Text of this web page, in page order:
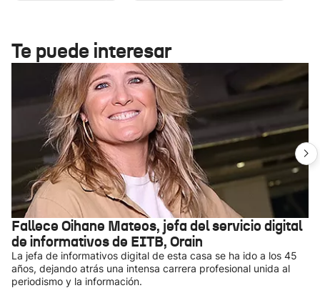
Te puede interesar
Fallece Oihane Mateos, jefa del servicio digital
de informativos de EITB, Orain
La jefa de informativos digital de esta casa se ha ido a los 45
años, dejando atrás una intensa carrera profesional unida al
periodismo y la información.